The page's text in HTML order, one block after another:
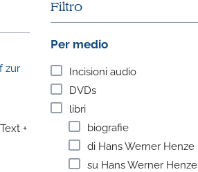
zur
+
Filtro
Per medio
Incisioni audio
DVDs
libri
biografie
di Hans Werner Henze
su Hans Werner Henze